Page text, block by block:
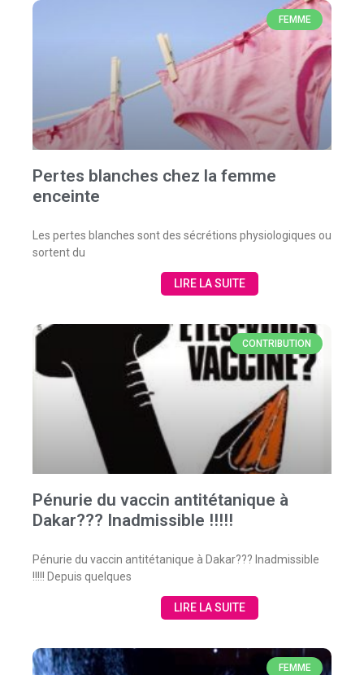
FEMME
Pertes blanches chez la femme
enceinte
Les pertes blanches sont des sécrétions physiologiques ou
sortent du
LIRE LA SUITE
CONTRIBUTION
Pénurie du vaccin antitétanique à
Dakar??? Inadmissible !!!!!
Pénurie du vaccin antitétanique à Dakar??? Inadmissible
!!!!! Depuis quelques
LIRE LA SUITE
FEMME